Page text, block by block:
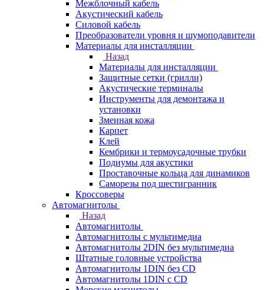
Межблочный кабель
Акустический кабель
Силовой кабель
Преобразователи уровня и шумоподавители
Материалы для инсталляции
Назад
Материалы для инсталляции
Защитные сетки (грилли)
Акустические терминалы
Инструменты для демонтажа и
установки
Змеиная кожа
Карпет
Клей
Кембрики и термоусадочные трубки
Подиумы для акустики
Проставочные кольца для динамиков
Саморезы под шестигранник
Кроссоверы
Автомагнитолы
Назад
Автомагнитолы
Автомагнитолы с мультимедиа
Автомагнитолы 2DIN без мультимедиа
Штатные головные устройства
Автомагнитолы 1DIN без CD
Автомагнитолы 1DIN с CD